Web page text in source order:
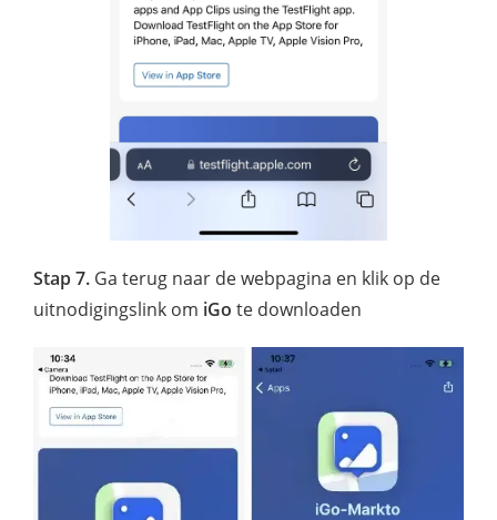
Stap 7. Ga terug naar de webpagina en klik op de
uitnodigingslink om iGo te downloaden